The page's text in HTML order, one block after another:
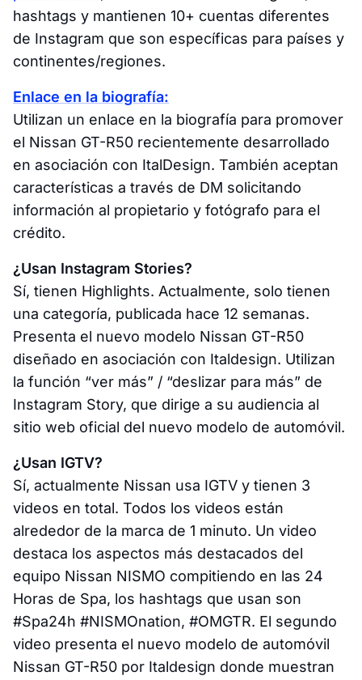
hashtags y mantienen 10+ cuentas diferentes
de Instagram que son específicas para países y
continentes/regiones.
Enlace en la biografía:
Utilizan un enlace en la biografía para promover
el Nissan GT-R50 recientemente desarrollado
en asociación con ItalDesign. También aceptan
características a través de DM solicitando
información al propietario y fotógrafo para el
crédito.
¿Usan Instagram Stories?
Sí, tienen Highlights. Actualmente, solo tienen
una categoría, publicada hace 12 semanas.
Presenta el nuevo modelo Nissan GT-R50
diseñado en asociación con Italdesign. Utilizan
la función “ver más” / “deslizar para más” de
Instagram Story, que dirige a su audiencia al
sitio web oficial del nuevo modelo de automóvil.
¿Usan IGTV?
Sí, actualmente Nissan usa IGTV y tienen 3
videos en total. Todos los videos están
alrededor de la marca de 1 minuto. Un video
destaca los aspectos más destacados del
equipo Nissan NISMO compitiendo en las 24
Horas de Spa, los hashtags que usan son
#Spa24h #NISMOnation, #OMGTR. El segundo
video presenta el nuevo modelo de automóvil
Nissan GT-R50 por Italdesign donde muestran